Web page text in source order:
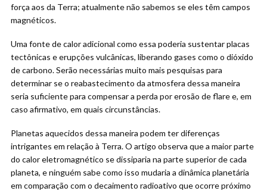
força aos da Terra; atualmente não sabemos se eles têm campos
magnéticos.
Uma fonte de calor adicional como essa poderia sustentar placas
tectônicas e erupções vulcânicas, liberando gases como o dióxido
de carbono. Serão necessárias muito mais pesquisas para
determinar se o reabastecimento da atmosfera dessa maneira
seria suficiente para compensar a perda por erosão de flare e, em
caso afirmativo, em quais circunstâncias.
Planetas aquecidos dessa maneira podem ter diferenças
intrigantes em relação à Terra. O artigo observa que a maior parte
do calor eletromagnético se dissiparia na parte superior de cada
planeta, e ninguém sabe como isso mudaria a dinâmica planetária
em comparação com o decaimento radioativo que ocorre próximo